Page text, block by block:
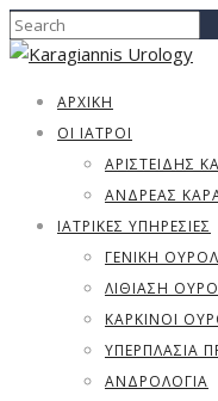
ΑΡΧΙΚΗ
ΟΙ ΙΑΤΡΟΙ
ΑΡΙΣΤΕΊΔΗΣ
ΑΝΔΡΈΑΣ
ΙΑΤΡΙΚΈΣ ΥΠΗΡΕΣΊΕΣ
ΓΕΝΙΚΉ
ΛΙΘΊΑΣΗ
ΚΑΡΚΊΝΟΙ
ΥΠΕΡΠΛΑΣΊΑ
ΑΝΔΡΟΛΟΓΊΑ